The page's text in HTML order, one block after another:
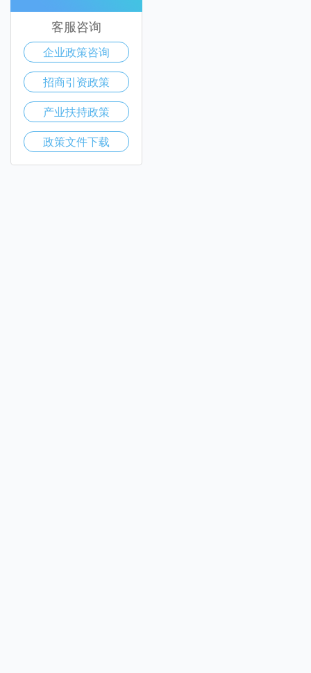
客服咨询
企业政策咨询
招商引资政策
产业扶持政策
政策文件下载